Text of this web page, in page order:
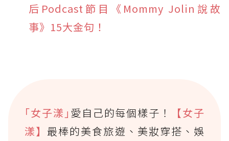
后Podcast節目《Mommy Jolin說故
事》15大金句！
｢女子漾｣ 愛自己的每個樣子！
【女子
漾】 最棒的美食旅遊、美妝穿搭、娛